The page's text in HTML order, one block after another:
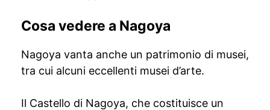
Cosa vedere a Nagoya
Nagoya vanta anche un patrimonio di musei,
tra cui alcuni eccellenti musei d’arte.
Il Castello di Nagoya, che costituisce un